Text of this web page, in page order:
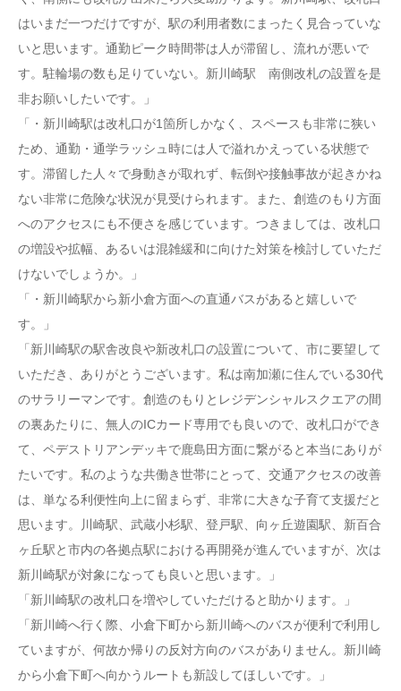
はいまだ一つだけですが、駅の利用者数にまったく見合っていな
いと思います。通勤ピーク時間帯は人が滞留し、流れが悪いで
す。駐輪場の数も足りていない。新川崎駅 南側改札の設置を是
非お願いしたいです。」
「・新川崎駅は改札口が1箇所しかなく、スペースも非常に狭い
ため、通勤・通学ラッシュ時には人で溢れかえっている状態で
す。滞留した人々で身動きが取れず、転倒や接触事故が起きかね
ない非常に危険な状況が見受けられます。また、創造のもり方面
へのアクセスにも不便さを感じています。つきましては、改札口
の増設や拡幅、あるいは混雑緩和に向けた対策を検討していただ
けないでしょうか。」
「・新川崎駅から新小倉方面への直通バスがあると嬉しいで
す。」
「新川崎駅の駅舎改良や新改札口の設置について、市に要望して
いただき、ありがとうございます。私は南加瀬に住んでいる30代
のサラリーマンです。創造のもりとレジデンシャルスクエアの間
の裏あたりに、無人のICカード専用でも良いので、改札口ができ
て、ペデストリアンデッキで鹿島田方面に繋がると本当にありが
たいです。私のような共働き世帯にとって、交通アクセスの改善
は、単なる利便性向上に留まらず、非常に大きな子育て支援だと
思います。川崎駅、武蔵小杉駅、登戸駅、向ヶ丘遊園駅、新百合
ヶ丘駅と市内の各拠点駅における再開発が進んでいますが、次は
新川崎駅が対象になっても良いと思います。」
「新川崎駅の改札口を増やしていただけると助かります。」
「新川崎へ行く際、小倉下町から新川崎へのバスが便利で利用し
ていますが、何故か帰りの反対方向のバスがありません。新川崎
から小倉下町へ向かうルートも新設してほしいです。」